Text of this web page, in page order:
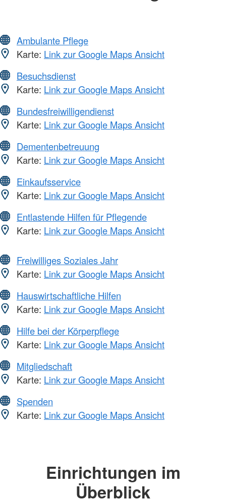
Ambulante Pflege
Karte: Link zur Google Maps Ansicht
Besuchsdienst
Karte: Link zur Google Maps Ansicht
Bundesfreiwilligendienst
Karte: Link zur Google Maps Ansicht
Dementenbetreuung
Karte: Link zur Google Maps Ansicht
Einkaufsservice
Karte: Link zur Google Maps Ansicht
Entlastende Hilfen für Pflegende
Karte: Link zur Google Maps Ansicht
Freiwilliges Soziales Jahr
Karte: Link zur Google Maps Ansicht
Hauswirtschaftliche Hilfen
Karte: Link zur Google Maps Ansicht
Hilfe bei der Körperpflege
Karte: Link zur Google Maps Ansicht
Mitgliedschaft
Karte: Link zur Google Maps Ansicht
Spenden
Karte: Link zur Google Maps Ansicht
Einrichtungen im
Überblick